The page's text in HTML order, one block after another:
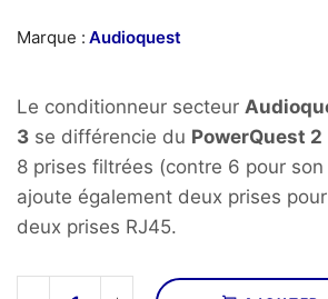
Marque : Audioquest
Le conditionneur secteur
3 se différencie du PowerQuest 2
8 prises filtrées (contre 6 pour
ajoute également deux prises
deux prises RJ45.